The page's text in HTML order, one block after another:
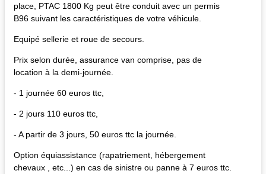
place, PTAC 1800 Kg peut être conduit avec un permis
B96 suivant les caractéristiques de votre véhicule.
Equipé sellerie et roue de secours.
Prix selon durée, assurance van comprise, pas de
location à la demi-journée.
- 1 journée 60 euros ttc,
- 2 jours 110 euros ttc,
- A partir de 3 jours, 50 euros ttc la journée.
Option équiassistance (rapatriement, hébergement
chevaux , etc...) en cas de sinistre ou panne à 7 euros ttc.